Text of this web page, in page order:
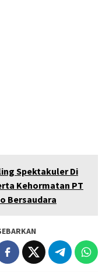
Spektakuler Di
Kehormatan PT
Bersaudara